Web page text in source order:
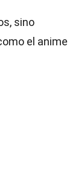
sino
el anime